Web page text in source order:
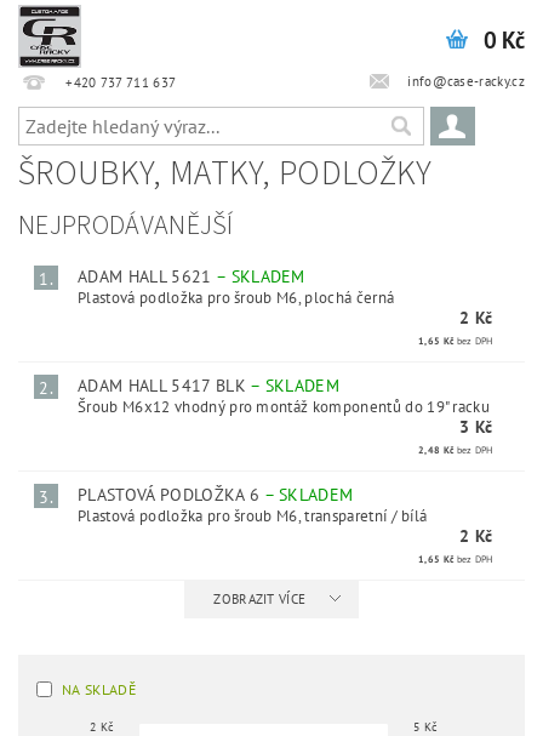
+420 737 711 637 info@case-racky.cz
0 Kč
ŠROUBKY, MATKY, PODLOŽKY
NEJPRODÁVANĚJŠÍ
1. ADAM HALL 5621 – SKLADEM
Plastová podložka pro šroub M6, plochá černá
2 Kč
1,65 Kč bez DPH
2. ADAM HALL 5417 BLK – SKLADEM
Šroub M6x12 vhodný pro montáž komponentů do 19" racku
3 Kč
2,48 Kč bez DPH
3. PLASTOVÁ PODLOŽKA 6 –SKLADEM
Plastová podložka pro šroub M6, transparetní / bílá
2 Kč
1,65 Kč bez DPH
ZOBRAZIT VÍCE
NA SKLADĚ
2 Kč 5 Kč